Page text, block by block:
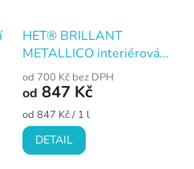
HET® BRILLANT
METALLICO interiérová
akrylátová dekorační barva
s metalickým efektem
od 700 Kč bez DPH
od 847 Kč
Měrná
cena:
od 847 Kč / 1 l
DETAIL